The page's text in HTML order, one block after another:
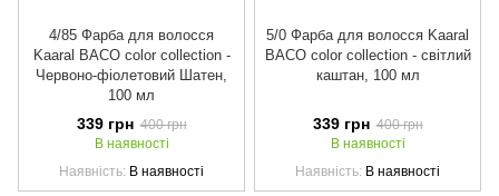
4/85 Фарба для волосся
Kaaral BACO color collection -
Червоно-фіолетовий Шатен,
100 мл
339 грн 400 грн
В наявності
Наявність В наявності
5/0 Фарба для волосся Kaaral
BACO color collection - світлий
каштан, 100 мл
339 грн 400 грн
В наявності
Наявність В наявності